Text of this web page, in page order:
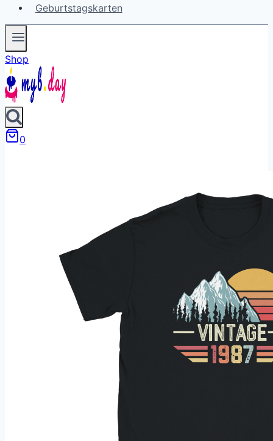
Geburtstagskarten
Shop
0